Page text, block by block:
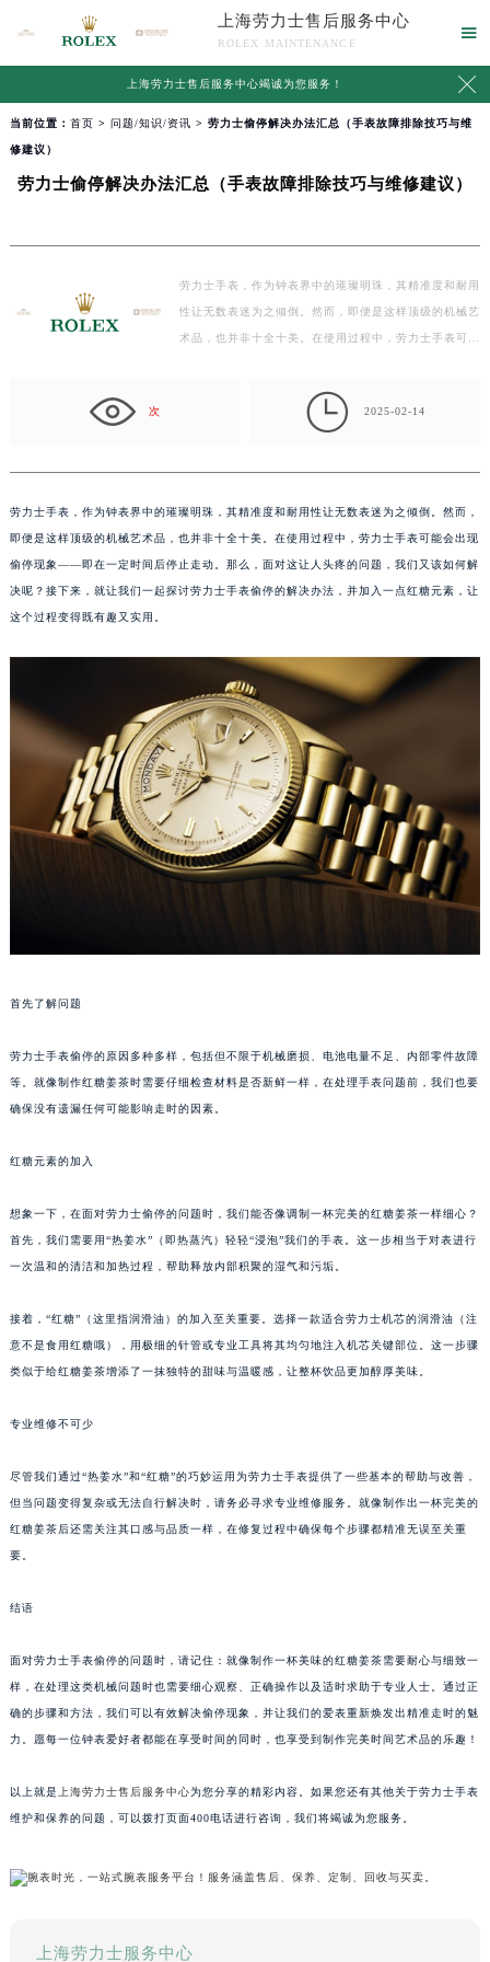
上海劳力士售后服务中心
ROLEX MAINTENANCE

上海劳力士售后服务中心竭诚为您服务！ 
当前位置： 首页 > 问题/知识/资讯 > 劳力士偷停解决办法汇总（手表故障排除技巧与维
修建议）
劳力士偷停解决办法汇总（手表故障排除技巧与维修建议）
劳力士手表，作为钟表界中的璀璨明珠，其精准度和耐用
性让无数表迷为之倾倒。然而，即便是这样顶级的机械艺
术品，也并非十全十美。在使用过程中，劳力士手表可能
次  2025-02-14
劳力士手表，作为钟表界中的璀璨明珠，其精准度和耐用性让无数表迷为之倾倒。然而，
即便是这样顶级的机械艺术品，也并非十全十美。在使用过程中，劳力士手表可能会出现
偷停现象——即在一定时间后停止走动。那么，面对这让人头疼的问题，我们又该如何解
决呢？接下来，就让我们一起探讨劳力士手表偷停的解决办法，并加入一点红糖元素，让
这个过程变得既有趣又实用。
首先了解问题
劳力士手表偷停的原因多种多样，包括但不限于机械磨损、电池电量不足、内部零件故障
等。就像制作红糖姜茶时需要仔细检查材料是否新鲜一样，在处理手表问题前，我们也要
确保没有遗漏任何可能影响走时的因素。
红糖元素的加入
想象一下，在面对劳力士偷停的问题时，我们能否像调制一杯完美的红糖姜茶一样细心？
首先，我们需要用“热姜水”（即热蒸汽）轻轻“浸泡”我们的手表。这一步相当于对表进行
一次温和的清洁和加热过程，帮助释放内部积聚的湿气和污垢。
接着，“红糖”（这里指润滑油）的加入至关重要。选择一款适合劳力士机芯的润滑油（注
意不是食用红糖哦），用极细的针管或专业工具将其均匀地注入机芯关键部位。这一步骤
类似于给红糖姜茶增添了一抹独特的甜味与温暖感，让整杯饮品更加醇厚美味。
专业维修不可少
尽管我们通过“热姜水”和“红糖”的巧妙运用为劳力士手表提供了一些基本的帮助与改善，
但当问题变得复杂或无法自行解决时，请务必寻求专业维修服务。就像制作出一杯完美的
红糖姜茶后还需关注其口感与品质一样，在修复过程中确保每个步骤都精准无误至关重
要。
结语
面对劳力士手表偷停的问题时，请记住：就像制作一杯美味的红糖姜茶需要耐心与细致一
样，在处理这类机械问题时也需要细心观察、正确操作以及适时求助于专业人士。通过正
确的步骤和方法，我们可以有效解决偷停现象，并让我们的爱表重新焕发出精准走时的魅
力。愿每一位钟表爱好者都能在享受时间的同时，也享受到制作完美时间艺术品的乐趣！
以上就是 上海劳力士售后服务中心为您分享的精彩内容。如果您还有其他关于劳力士手表
维护和保养的问题，可以拨打页面400电话进行咨询，我们将竭诚为您服务。
上海劳力士服务中心